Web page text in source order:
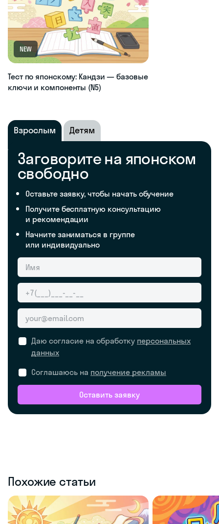
NEW
Тест по японскому: Кандзи — базовые
ключи и компоненты (N5)
Взрослым Детям
Заговорите на японском
свободно
Оставьте заявку, чтобы начать обучение
Получите бесплатную консультацию
и рекомендации
Начните заниматься в группе
или индивидуально
Даю согласие на обработку персональных
данных
Соглашаюсь на получение рекламы
Оставить заявку
Похожие статьи